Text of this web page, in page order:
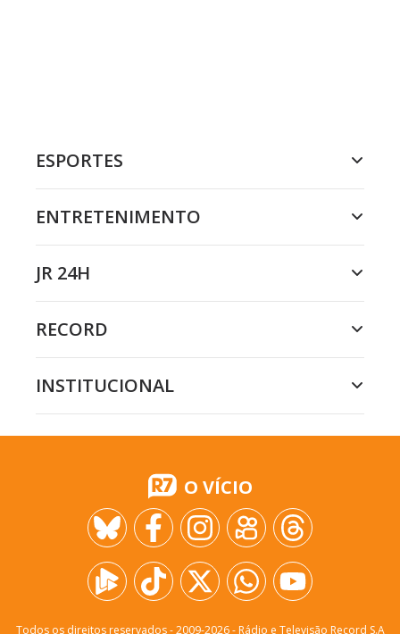
ESPORTES
ENTRETENIMENTO
JR 24H
RECORD
INSTITUCIONAL
O VÍCIO
Todos os direitos reservados - 2009-2026- Rádio e Televisão Record S.A